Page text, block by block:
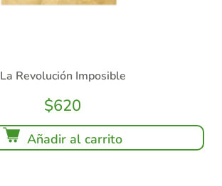
La Revolución Imposible
$620
Añadir al carrito